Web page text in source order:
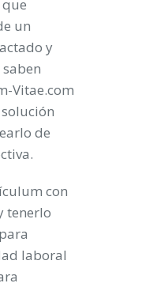
un
y
Vitae.com
de
con
tenerlo
laboral